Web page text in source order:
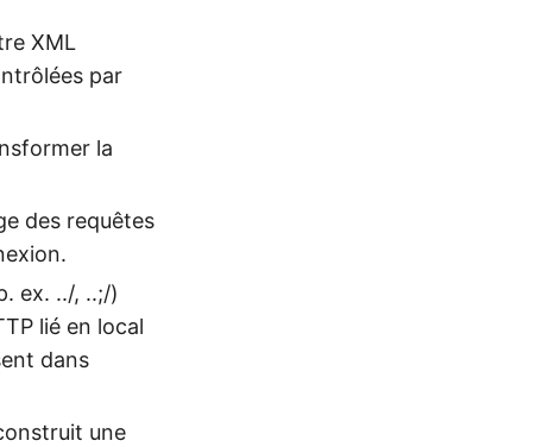
XML
par
la
des requêtes
ex. ../, ..;/)
lié en local
dans
une